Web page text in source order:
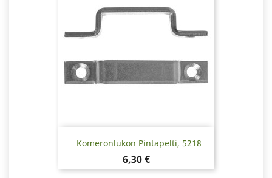
Komeronlukon Pintapelti, 5218
Hinta
6,30 €